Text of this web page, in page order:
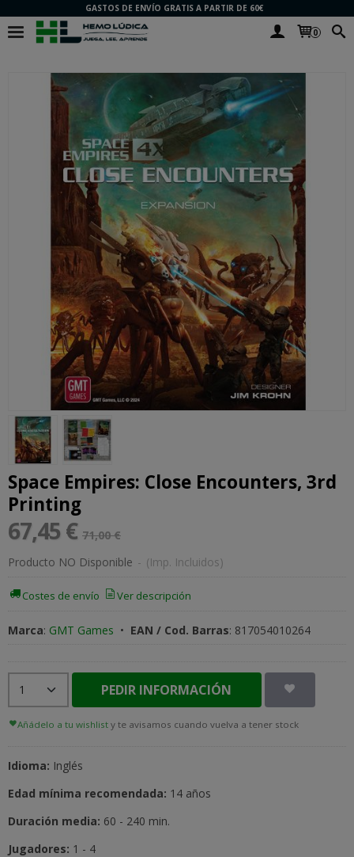
GASTOS DE ENVÍO GRATIS A PARTIR DE 60€
0
Space Empires: Close Encounters, 3rd
Printing
67,45 € 71,00 €
Producto NO Disponible - (Imp. Incluidos)
Costes de envío Ver descripción
Marca: GMT Games • EAN / Cod. Barras: 817054010264
PEDIR INFORMACIÓN
Añádelo a tu wishlist y te avisamos cuando vuelva a tener stock
Idioma: Inglés
Edad mínima recomendada: 14 años
Duración media: 60 - 240 min.
Jugadores: 1 - 4